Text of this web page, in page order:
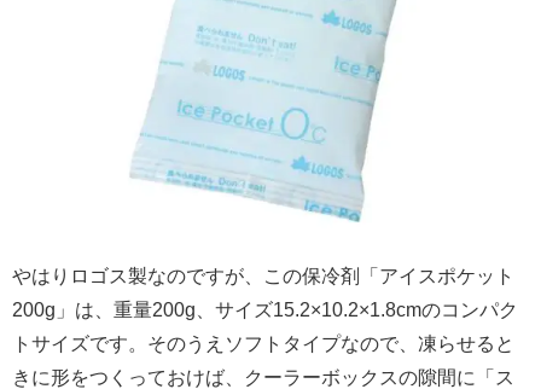
やはりロゴス製なのですが、この保冷剤「アイスポケット
200g」は、重量200g、サイズ15.2×10.2×1.8cmのコンパク
トサイズです。そのうえソフトタイプなので、凍らせると
きに形をつくっておけば、クーラーボックスの隙間に「ス